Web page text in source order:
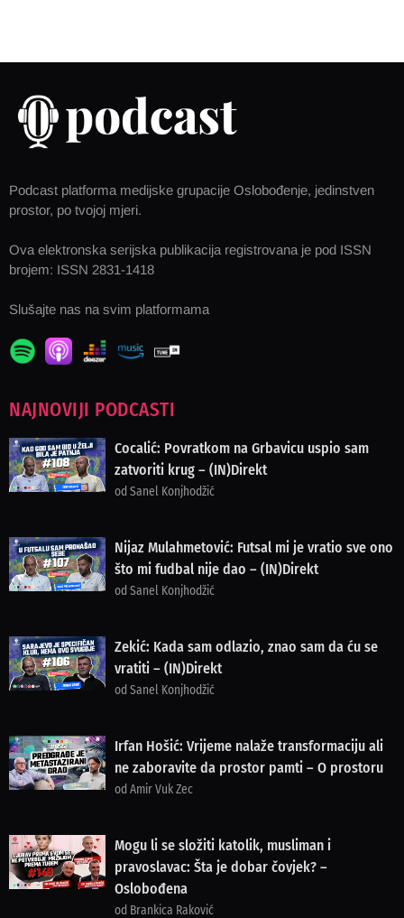
Podcast platforma medijske grupacije Oslobođenje, jedinstven
prostor, po tvojoj mjeri.
Ova elektronska serijska publikacija registrovana je pod ISSN
brojem: ISSN 2831-1418
Slušajte nas na svim platformama
NAJNOVIJI PODCASTI
Cocalić: Povratkom na Grbavicu uspio sam
zatvoriti krug – (IN)Direkt
od Sanel Konjhodžić
Nijaz Mulahmetović: Futsal mi je vratio sve ono
što mi fudbal nije dao – (IN)Direkt
od Sanel Konjhodžić
Zekić: Kada sam odlazio, znao sam da ću se
vratiti – (IN)Direkt
od Sanel Konjhodžić
Irfan Hošić: Vrijeme nalaže transformaciju ali
ne zaboravite da prostor pamti – O prostoru
od Amir Vuk Zec
Mogu li se složiti katolik, musliman i
pravoslavac: Šta je dobar čovjek? –
Oslobođena
od Brankica Raković